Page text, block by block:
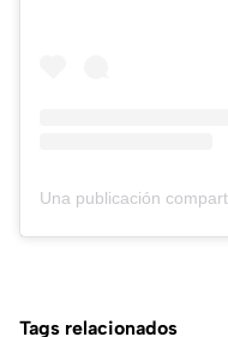
Tags relacionados